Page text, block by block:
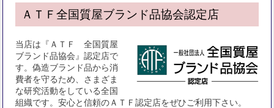
ＡＴＦ全国質屋ブランド品協会認定店
当店は『ＡＴＦ 全国質屋
ブランド品協会』認定店で
す。偽造ブランド品から消
費者を守るため、さまざま
な研究活動をしている全国
組織です。安心と信頼のＡＴＦ認定店をぜひご利用下さい。